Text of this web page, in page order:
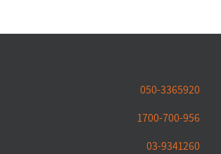
050-3365920
1700-700-956
03-9341260